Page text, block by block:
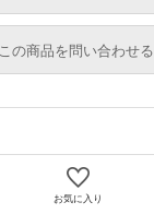
必須
この商品を問い合わせる
お気に入り